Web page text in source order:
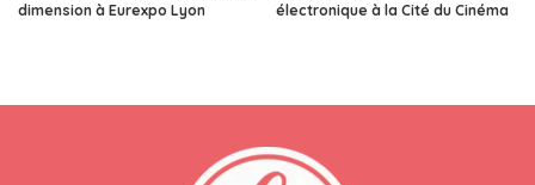
dimension à Eurexpo Lyon
électronique à la Cité du Cinéma